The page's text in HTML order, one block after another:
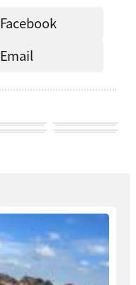
Facebook
Email